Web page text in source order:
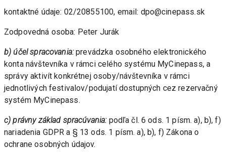
kontaktné údaje: 02/20855100, email: dpo@cinepass.sk
Zodpovedná osoba: Peter Jurák
b) účel spracovania: prevádzka osobného elektronického
konta návštevníka v rámci celého systému MyCinepass, a
správy aktivít konkrétnej osoby/návštevníka v rámci
jednotlivých festivalov/podujatí dostupných cez rezervačný
systém MyCinepass.
c) právny základ spracúvania: podľa čl. 6 ods. 1 písm. a), b), f)
nariadenia GDPR a § 13 ods. 1 písm. a), b), f) Zákona o
ochrane osobných údajov.